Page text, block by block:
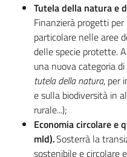
Regione
Emilia-
Romagna
Tutela della natura e
Finanzierà progetti
particolare nelle aree
delle specie protette.
una nuova categoria
tutela della natura, per
e sulla biodiversità in
rurale...);
Economia circolare e
mld).Sosterrà la
sostenibile e circolare